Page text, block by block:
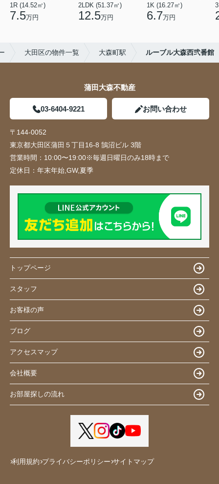
1R (14.52㎡)
7.5万円
2LDK (51.37㎡)
12.5万円
1K (16.27㎡)
6.7万円
大田区の物件一覧 大森町駅 ルーブル大森西弐番館
蒲田大森不動産
03-6404-9221 お問い合わせ
〒144-0052
東京都大田区蒲田５丁目16-8 鵠沼ビル 3階
営業時間： 10:00〜19:00※毎週日曜日のみ18時まで
定休日： 年末年始,GW,夏季
トップページ
スタッフ
お客様の声
ブログ
アクセスマップ
会社概要
お部屋探しの流れ
利用規約 プライバシーポリシー サイトマップ